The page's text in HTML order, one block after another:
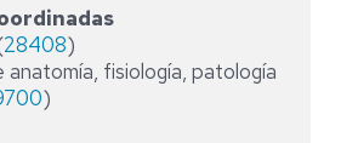
28408)
anatomía, fisiología, patología
)